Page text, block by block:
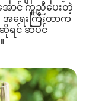
ောင် ကူညီပေးတဲ့
အရေးကြီးတာက
ရင် ဆံပင်